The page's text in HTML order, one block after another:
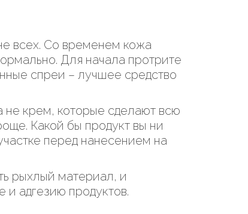
всех. Со временем кожа
Для начала протрите
спреи – лучшее средство
не крем, которые сделают всю
Какой бы продукт вы ни
перед нанесением на
рыхлый материал, и
и адгезию продуктов.